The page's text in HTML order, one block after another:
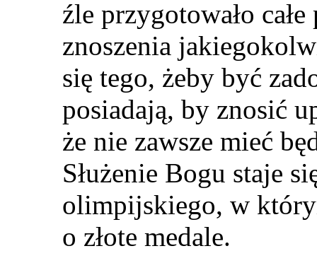
źle przygotowało
znoszenia
się tego, żeby być
posiadają, by znosić
że nie zawsze mieć
Służenie Bogu staje
olimpijskiego, w
o złote medale.